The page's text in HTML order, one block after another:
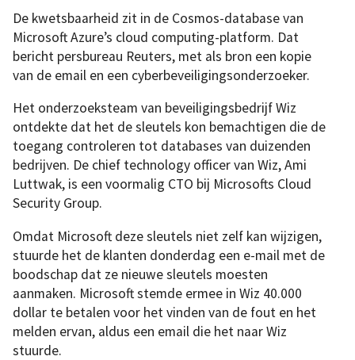
De kwetsbaarheid zit in de Cosmos-database van
Microsoft Azure’s cloud computing-platform. Dat
bericht persbureau Reuters, met als bron een kopie
van de email en een cyberbeveiligingsonderzoeker.
Het onderzoeksteam van beveiligingsbedrijf Wiz
ontdekte dat het de sleutels kon bemachtigen die de
toegang controleren tot databases van duizenden
bedrijven. De chief technology officer van Wiz, Ami
Luttwak, is een voormalig CTO bij Microsofts Cloud
Security Group.
Omdat Microsoft deze sleutels niet zelf kan wijzigen,
stuurde het de klanten donderdag een e-mail met de
boodschap dat ze nieuwe sleutels moesten
aanmaken. Microsoft stemde ermee in Wiz 40.000
dollar te betalen voor het vinden van de fout en het
melden ervan, aldus een email die het naar Wiz
stuurde.